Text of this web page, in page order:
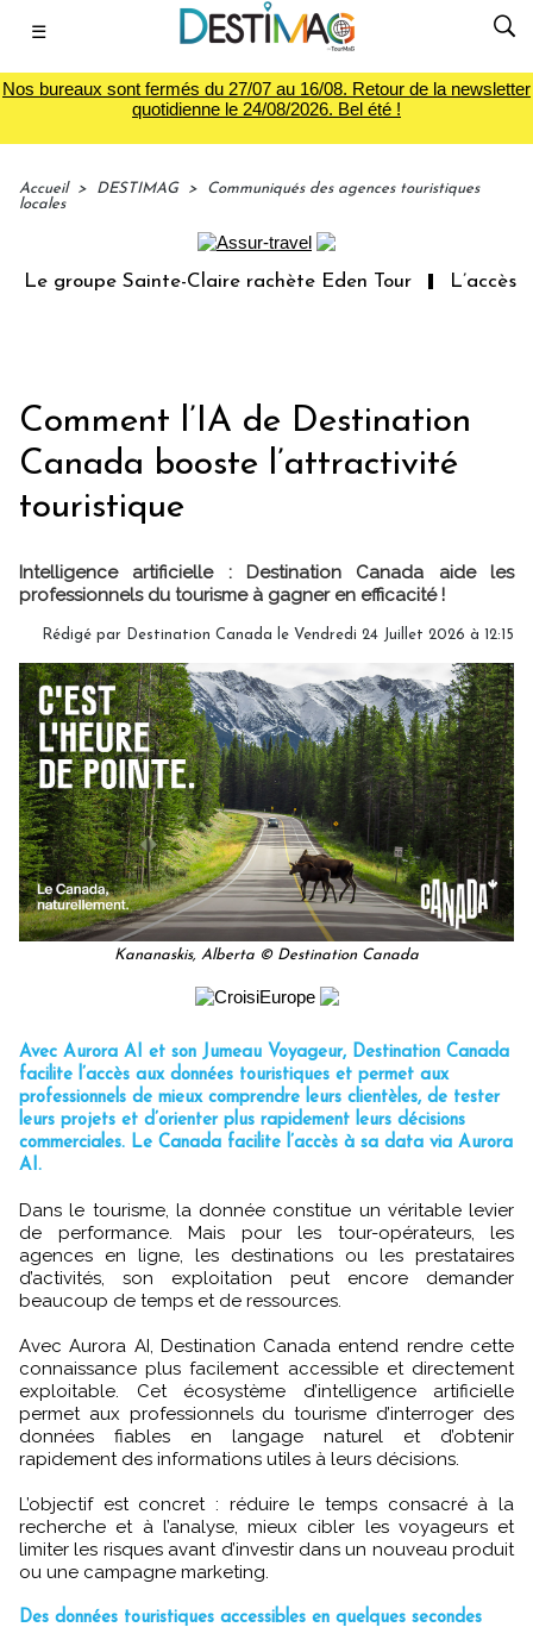
☰
Nos bureaux sont fermés du 27/07 au 16/08. Retour de la newsletter
quotidienne le 24/08/2026. Bel été !
Accueil > DESTIMAG >
Communiqués des agences touristiques
locales
Le groupe Sainte-Claire rachète Eden Tour L’accès
Comment l’IA de Destination
Canada booste l’attractivité
touristique
Intelligence artificielle : Destination Canada aide les
professionnels du tourisme à gagner en efficacité !
Rédigé par Destination Canada le Vendredi 24 Juillet 2026 à 12:15
Kananaskis, Alberta © Destination Canada
Avec Aurora AI et son Jumeau Voyageur, Destination Canada
facilite l’accès aux données touristiques et permet aux
professionnels de mieux comprendre leurs clientèles, de tester
leurs projets et d’orienter plus rapidement leurs décisions
commerciales. Le Canada facilite l’accès à sa data via Aurora
AI.
Dans le tourisme, la donnée constitue un véritable levier
de performance. Mais pour les tour-opérateurs, les
agences en ligne, les destinations ou les prestataires
d’activités, son exploitation peut encore demander
beaucoup de temps et de ressources.
Avec Aurora AI, Destination Canada entend rendre cette
connaissance plus facilement accessible et directement
exploitable. Cet écosystème d’intelligence artificielle
permet aux professionnels du tourisme d’interroger des
données fiables en langage naturel et d’obtenir
rapidement des informations utiles à leurs décisions.
L’objectif est concret : réduire le temps consacré à la
recherche et à l’analyse, mieux cibler les voyageurs et
limiter les risques avant d’investir dans un nouveau produit
ou une campagne marketing.
Des données touristiques accessibles en quelques secondes